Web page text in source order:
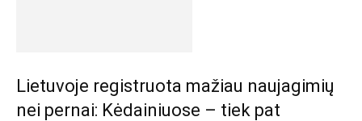
Lietuvoje registruota mažiau naujagimių
nei pernai: Kėdainiuose – tiek pat